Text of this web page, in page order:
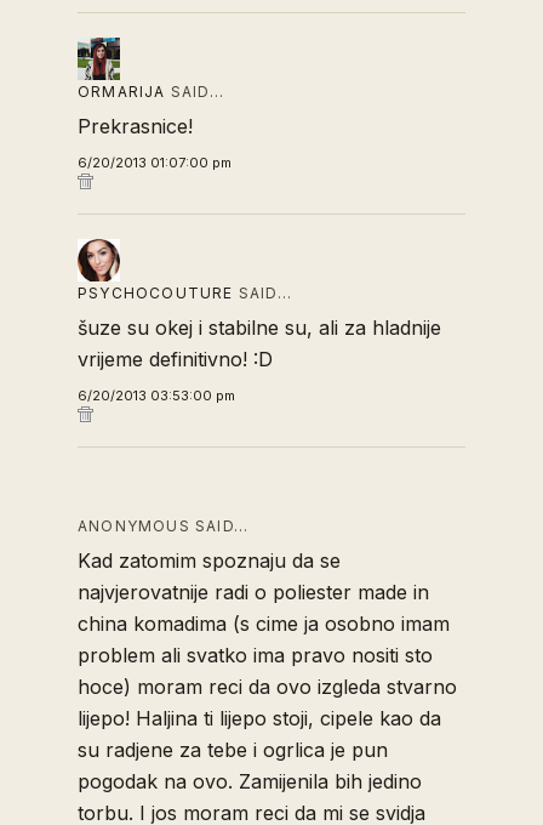
ORMARIJA SAID…
Prekrasnice!
6/20/2013 01:07:00 pm
PSYCHOCOUTURE SAID…
šuze su okej i stabilne su, ali za hladnije
vrijeme definitivno! :D
6/20/2013 03:53:00 pm
ANONYMOUS SAID…
Kad zatomim spoznaju da se
najvjerovatnije radi o poliester made in
china komadima (s cime ja osobno imam
problem ali svatko ima pravo nositi sto
hoce) moram reci da ovo izgleda stvarno
lijepo! Haljina ti lijepo stoji, cipele kao da
su radjene za tebe i ogrlica je pun
pogodak na ovo. Zamijenila bih jedino
torbu. I jos moram reci da mi se svidja